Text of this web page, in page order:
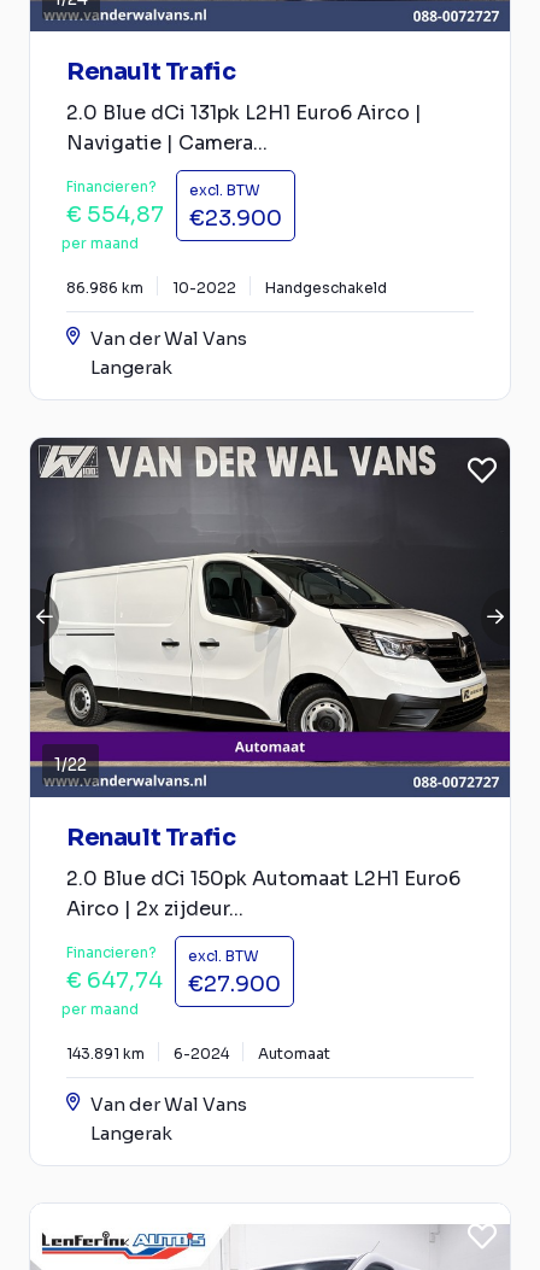
Renault Trafic
2.0 Blue dCi 131pk L2H1 Euro6 Airco |
Navigatie | Camera...
Financieren?
€ 554,87
per maand
excl. BTW
€23.900
86.986 km 10-2022 Handgeschakeld
Van der Wal Vans
Langerak
1/22
Renault Trafic
2.0 Blue dCi 150pk Automaat L2H1 Euro6
Airco | 2x zijdeur...
Financieren?
€ 647,74
per maand
excl. BTW
€27.900
143.891 km 6-2024 Automaat
Van der Wal Vans
Langerak